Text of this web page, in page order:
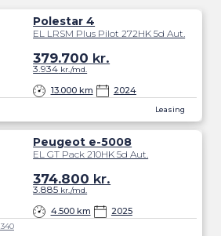
Leasing
Polestar 4
EL LRSM Plus Pilot 272HK 5d Aut.
13.000 km 2024
379.700 kr.
3.934 kr./md.
Peugeot e-5008
EL GT Pack 210HK 5d Aut.
4.500 km 2025
374.800 kr.
3.885 kr./md.